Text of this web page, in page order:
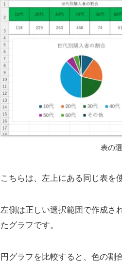
表の
こちらは、左上にある同じ表を
左側は正しい選択範囲で作成さ
たグラフです。
円グラフを比較すると、色の割